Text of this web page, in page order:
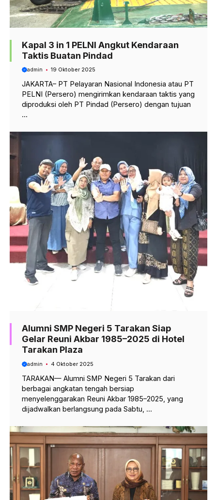
Kapal 3 in 1 PELNI Angkut Kendaraan
Taktis Buatan Pindad
admin 19 Oktober 2025
JAKARTA– PT Pelayaran Nasional Indonesia atau PT
PELNI (Persero) mengirimkan kendaraan taktis yang
diproduksi oleh PT Pindad (Persero) dengan tujuan
...
Alumni SMP Negeri 5 Tarakan Siap
Gelar Reuni Akbar 1985–2025 di Hotel
Tarakan Plaza
admin 4 Oktober 2025
TARAKAN— Alumni SMP Negeri 5 Tarakan dari
berbagai angkatan tengah bersiap
menyelenggarakan Reuni Akbar 1985–2025, yang
dijadwalkan berlangsung pada Sabtu, ...